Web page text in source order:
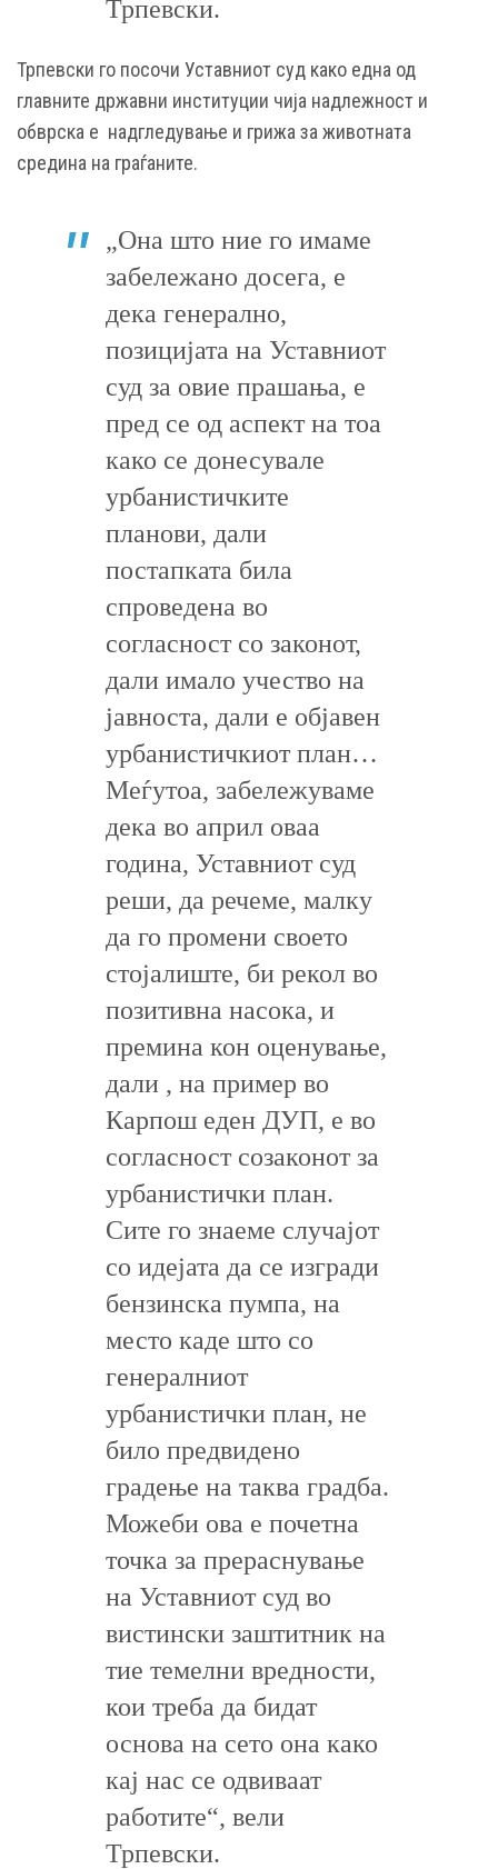
Трпевски.
Трпевски го посочи Уставниот суд како една од
главните државни институции чија надлежност и
обврска е надгледување и грижа за животната
средина на граѓаните.
„Она што ние го имаме
забележано досега, е
дека генерално,
позицијата на Уставниот
суд за овие прашања, е
пред се од аспект на тоа
како се донесувале
урбанистичките
планови, дали
постапката била
спроведена во
согласност со законот,
дали имало учество на
јавноста, дали е објавен
урбанистичкиот план…
Меѓутоа, забележуваме
дека во април оваа
година, Уставниот суд
реши, да речеме, малку
да го промени своето
стојалиште, би рекол во
позитивна насока, и
премина кон оценување,
дали , на пример во
Карпош еден ДУП, е во
согласност созаконот за
урбанистички план.
Сите го знаеме случајот
со идејата да се изгради
бензинска пумпа, на
место каде што со
генералниот
урбанистички план, не
било предвидено
градење на таква градба.
Можеби ова е почетна
точка за прераснување
на Уставниот суд во
вистински заштитник на
тие темелни вредности,
кои треба да бидат
основа на сето она како
кај нас се одвиваат
работите“, вели
Трпевски.